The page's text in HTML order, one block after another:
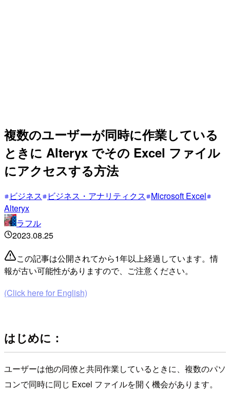
複数のユーザーが同時に作業している
ときに Alteryx でその Excel ファイル
にアクセスする方法
ビジネス ビジネス・アナリティクス Microsoft Excel
Alteryx
ラフル
2023.08.25
この記事は公開されてから1年以上経過しています。情
報が古い可能性がありますので、ご注意ください。
(Click here for English)
はじめに：
ユーザーは他の同僚と共同作業しているときに、複数のパソ
コンで同時に同じ Excel ファイルを開く機会があります。